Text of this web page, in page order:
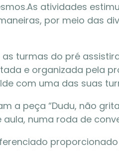
As atividades
por meio das
turmas do pré
e organizada pela
com uma das suas
a peça “Dudu, não
numa roda de